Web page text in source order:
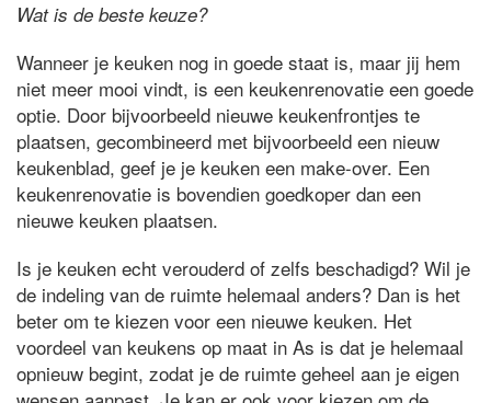
Wat is de beste keuze?
Wanneer je keuken nog in goede staat is, maar jij hem
niet meer mooi vindt, is een keukenrenovatie een goede
optie. Door bijvoorbeeld nieuwe keukenfrontjes te
plaatsen, gecombineerd met bijvoorbeeld een nieuw
keukenblad, geef je je keuken een make-over. Een
keukenrenovatie is bovendien goedkoper dan een
nieuwe keuken plaatsen.
Is je keuken echt verouderd of zelfs beschadigd? Wil je
de indeling van de ruimte helemaal anders? Dan is het
beter om te kiezen voor een nieuwe keuken. Het
voordeel van keukens op maat in As is dat je helemaal
opnieuw begint, zodat je de ruimte geheel aan je eigen